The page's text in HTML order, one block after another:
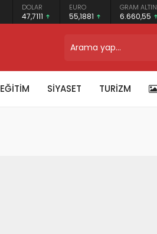
DOLAR
47,7111
EURO
55,1881
GRAM ALTIN
6.660,55
EĞİTİM SİYASET TURİZM